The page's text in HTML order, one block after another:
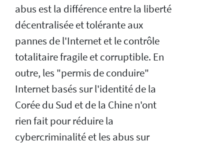
abus est la différence entre la liberté
décentralisée et tolérante aux
pannes de l'Internet et le contrôle
totalitaire fragile et corruptible. En
outre, les "permis de conduire"
Internet basés sur l'identité de la
Corée du Sud et de la Chine n'ont
rien fait pour réduire la
cybercriminalité et les abus sur